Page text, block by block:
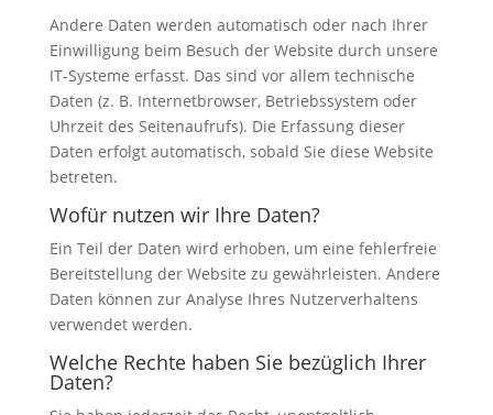
Andere Daten werden automatisch oder nach Ihrer
Einwilligung beim Besuch der Website durch unsere
IT-Systeme erfasst. Das sind vor allem technische
Daten (z. B. Internetbrowser, Betriebssystem oder
Uhrzeit des Seitenaufrufs). Die Erfassung dieser
Daten erfolgt automatisch, sobald Sie diese Website
betreten.
Wofür nutzen wir Ihre Daten?
Ein Teil der Daten wird erhoben, um eine fehlerfreie
Bereitstellung der Website zu gewährleisten. Andere
Daten können zur Analyse Ihres Nutzerverhaltens
verwendet werden.
Welche Rechte haben Sie bezüglich Ihrer
Daten?